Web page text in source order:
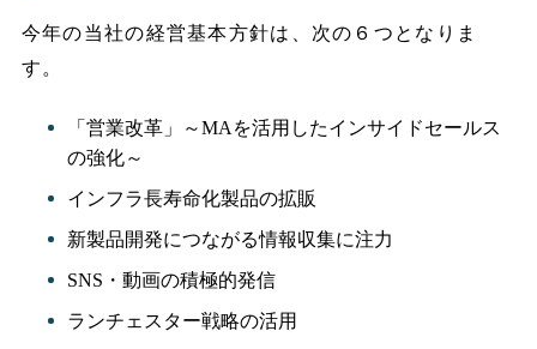
今年の当社の経営基本方針は、次の６つとなりま
す。
「営業改革」～MAを活用したインサイドセールス
の強化～
インフラ長寿命化製品の拡販
新製品開発につながる情報収集に注力
SNS・動画の積極的発信
ランチェスター戦略の活用